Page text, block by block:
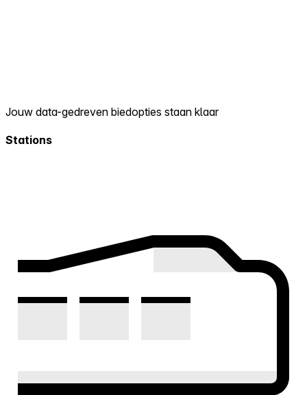
Jouw data-gedreven biedopties staan klaar
Stations